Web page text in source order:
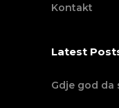
Kontakt
Latest
Gdje god da